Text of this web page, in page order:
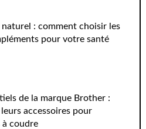
naturel : comment choisir les
pour votre santé
de la marque Brother :
accessoires pour
à coudre